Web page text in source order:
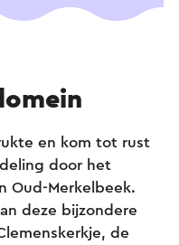
en kom tot rust
door het
Oud-Merkelbeek.
deze bijzondere
de